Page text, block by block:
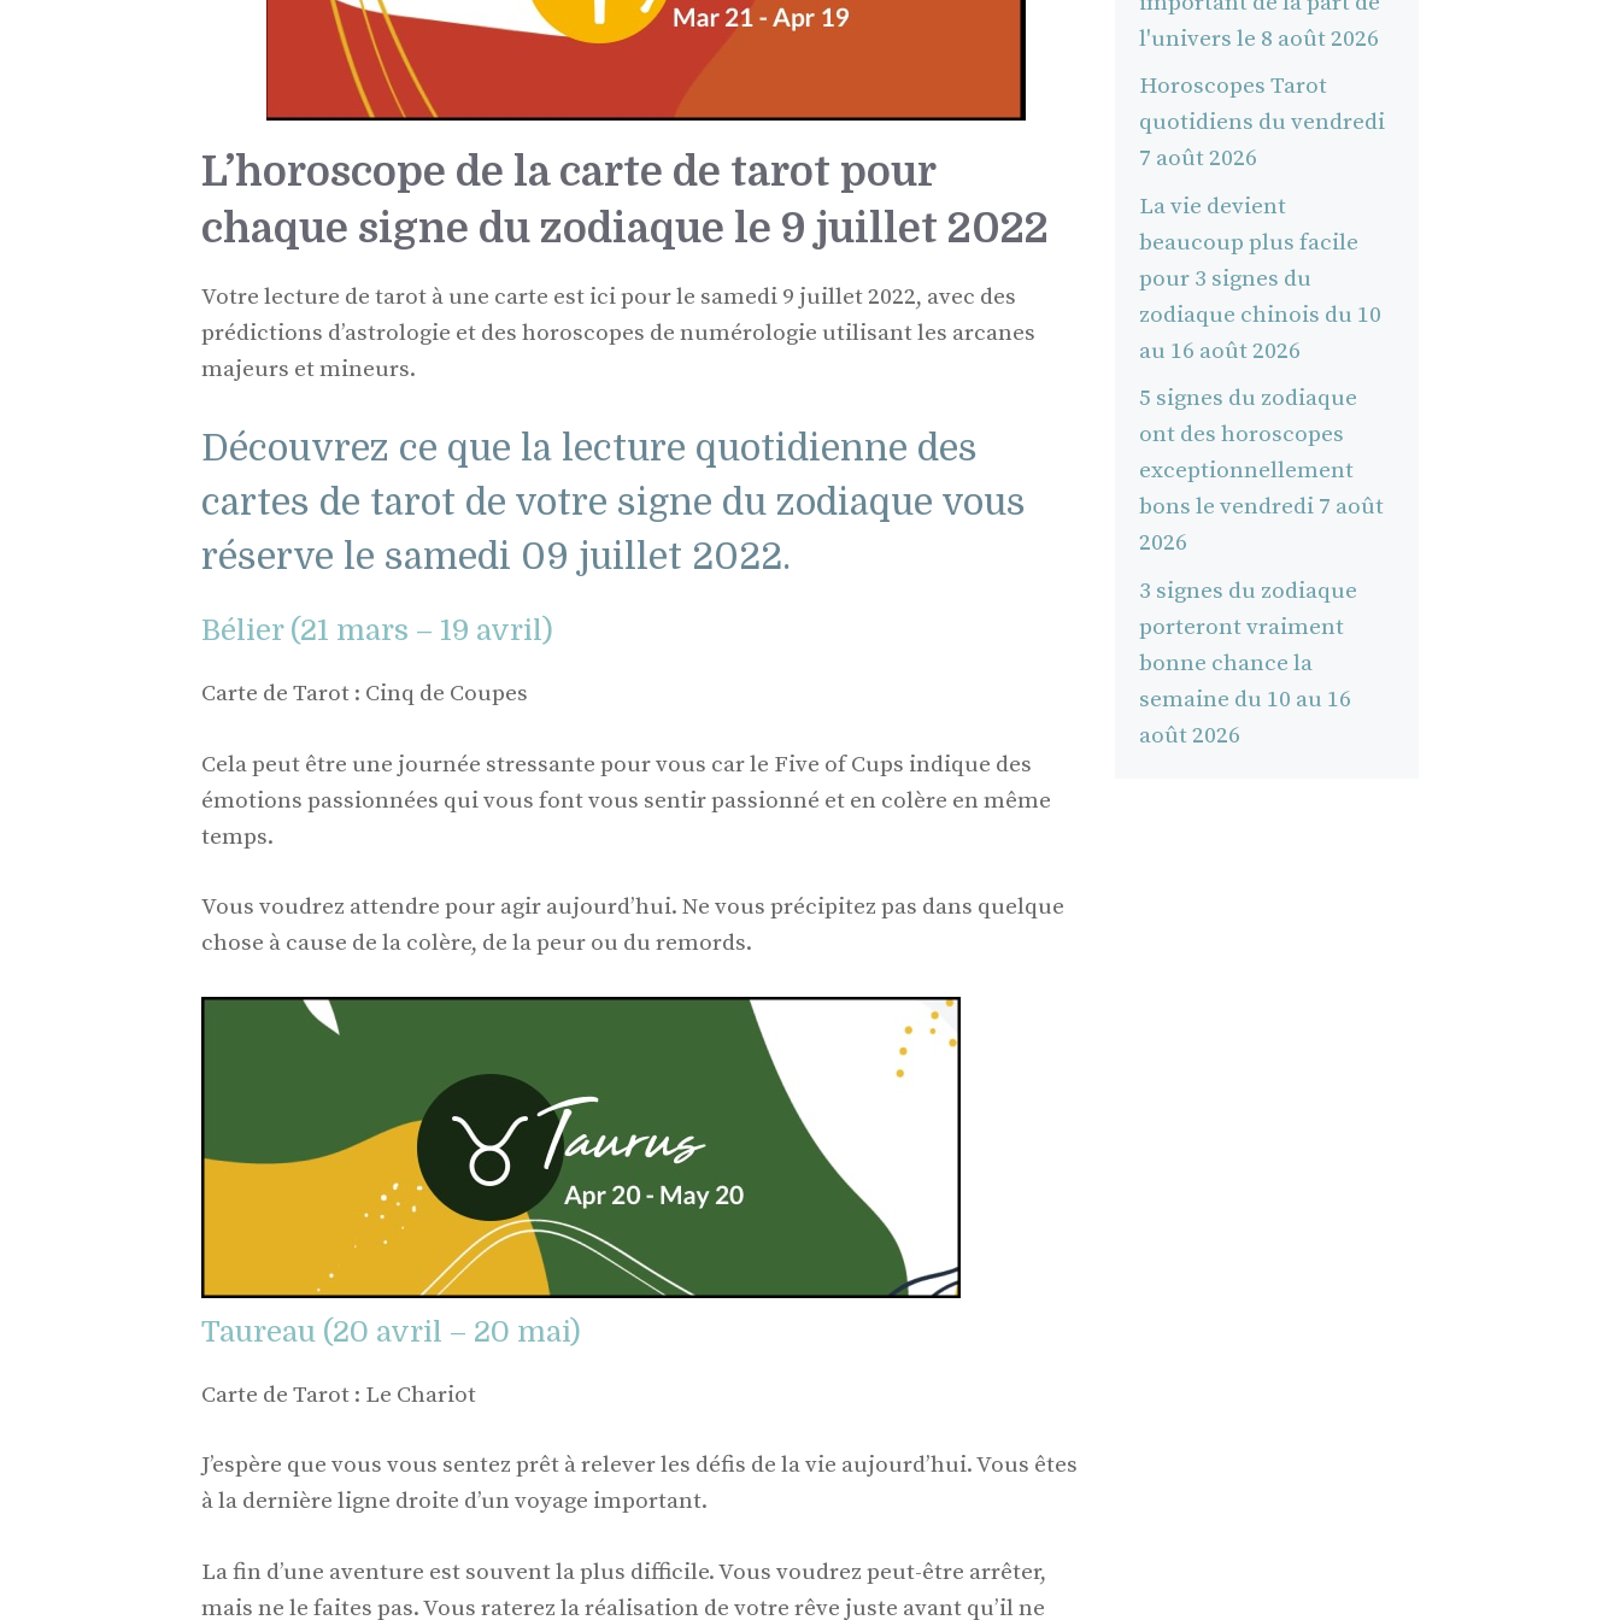
L’horoscope de la carte de tarot pour
chaque signe du zodiaque le 9 juillet 2022
Votre lecture de tarot à une carte est ici pour le samedi 9 juillet 2022, avec des
prédictions d’astrologie et des horoscopes de numérologie utilisant les arcanes
majeurs et mineurs.
Découvrez ce que la lecture quotidienne des
cartes de tarot de votre signe du zodiaque vous
réserve le samedi 09 juillet 2022.
Bélier (21 mars – 19 avril)
Carte de Tarot : Cinq de Coupes
Cela peut être une journée stressante pour vous car le Five of Cups indique des
émotions passionnées qui vous font vous sentir passionné et en colère en même
temps.
Vous voudrez attendre pour agir aujourd’hui. Ne vous précipitez pas dans quelque
chose à cause de la colère, de la peur ou du remords.
Taureau (20 avril – 20 mai)
Carte de Tarot : Le Chariot
J’espère que vous vous sentez prêt à relever les défis de la vie aujourd’hui. Vous êtes
à la dernière ligne droite d’un voyage important.
La fin d’une aventure est souvent la plus difficile. Vous voudrez peut-être arrêter,
mais ne le faites pas. Vous raterez la réalisation de votre rêve juste avant qu’il ne
l'univers le 8 août 2026
Horoscopes Tarot
quotidiens du vendredi
7 août 2026
La vie devient
beaucoup plus facile
pour 3 signes du
zodiaque chinois du 10
au 16 août 2026
5 signes du zodiaque
ont des horoscopes
exceptionnellement
bons le vendredi 7 août
2026
3 signes du zodiaque
porteront vraiment
bonne chance la
semaine du 10 au 16
août 2026